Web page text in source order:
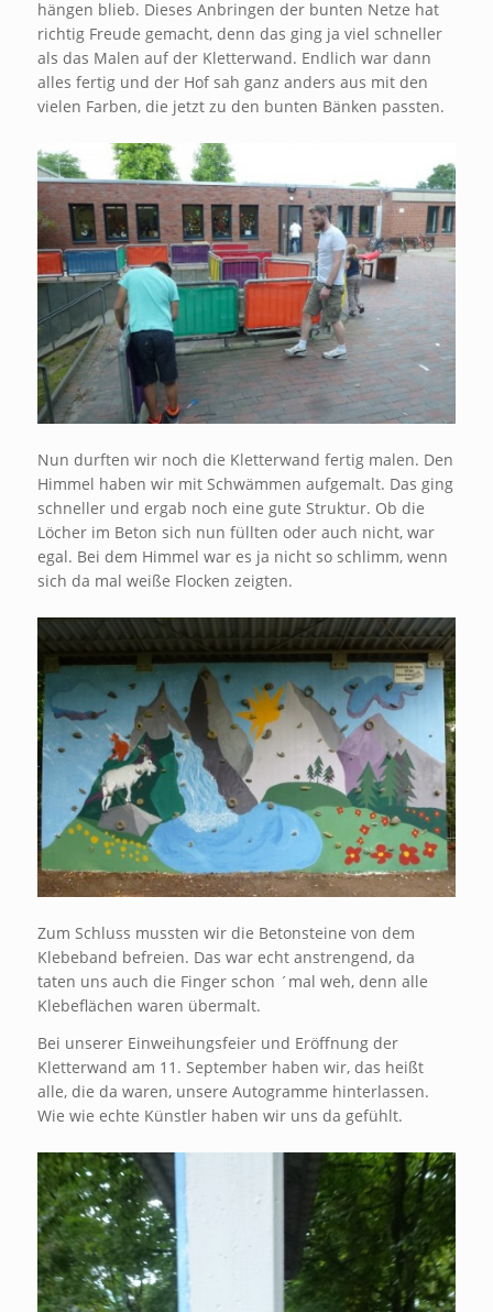
hängen blieb. Dieses Anbringen der bunten Netze hat
richtig Freude gemacht, denn das ging ja viel schneller
als das Malen auf der Kletterwand. Endlich war dann
alles fertig und der Hof sah ganz anders aus mit den
vielen Farben, die jetzt zu den bunten Bänken passten.
Nun durften wir noch die Kletterwand fertig malen. Den
Himmel haben wir mit Schwämmen aufgemalt. Das ging
schneller und ergab noch eine gute Struktur. Ob die
Löcher im Beton sich nun füllten oder auch nicht, war
egal. Bei dem Himmel war es ja nicht so schlimm, wenn
sich da mal weiße Flocken zeigten.
Zum Schluss mussten wir die Betonsteine von dem
Klebeband befreien. Das war echt anstrengend, da
taten uns auch die Finger schon ´mal weh, denn alle
Klebeflächen waren übermalt.
Bei unserer Einweihungsfeier und Eröffnung der
Kletterwand am 11. September haben wir, das heißt
alle, die da waren, unsere Autogramme hinterlassen.
Wie wie echte Künstler haben wir uns da gefühlt.